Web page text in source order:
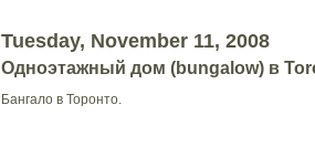
Tuesday, November 11, 2008
Одноэтажный дом (bungalow) в
Бангало в Торонто.